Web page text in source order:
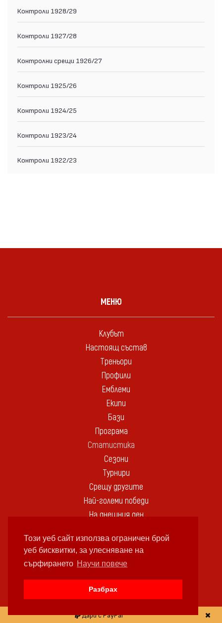
Този уеб сайт използва ограничен брой
уеб бисквитки, за улесняване на
сърфирането Научи повече
Разбрах
Контроли 1928/29
Контроли 1927/28
Контролни срещи 1926/27
Контроли 1925/26
Контроли 1924/25
Контроли 1923/24
Контроли 1922/23
МЕНЮ
Клубът
Настоящ състав
Треньори
Профили
Емблеми
Екипи
Бази
Програма
Статистика
Сезони
Турнири
Срещу другите
Най-големи победи
На днешния ден
История
Коментари и анализи
За нас
Източници
Авторски права
Медия
Дари с PayPal